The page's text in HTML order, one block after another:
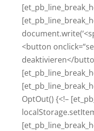
<button
deaktivieren</
OptOut() {<!–